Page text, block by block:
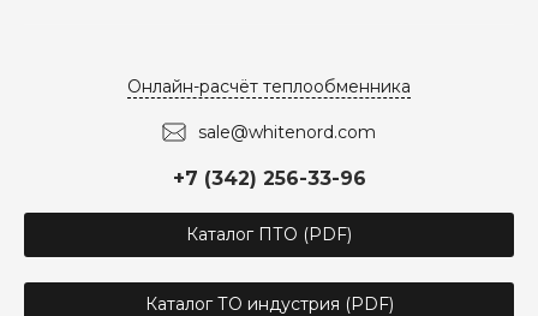
Онлайн-расчёт теплообменника
sale@whitenord.com
+7 (342) 256-33-96
Каталог ПТО (PDF)
Каталог ТО индустрия (PDF)